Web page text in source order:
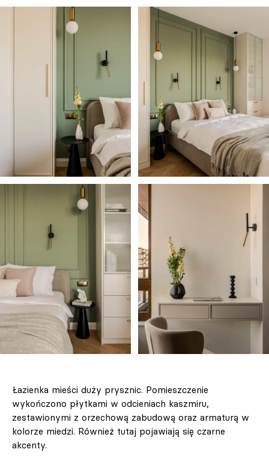
Łazienka mieści duży prysznic. Pomieszczenie
wykończono płytkami w odcieniach kaszmiru,
zestawionymi z orzechową zabudową oraz armaturą w
kolorze miedzi. Również tutaj pojawiają się czarne
akcenty.